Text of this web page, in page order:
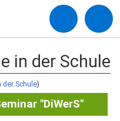
in der Schule
der Schule)
"DiWerS"